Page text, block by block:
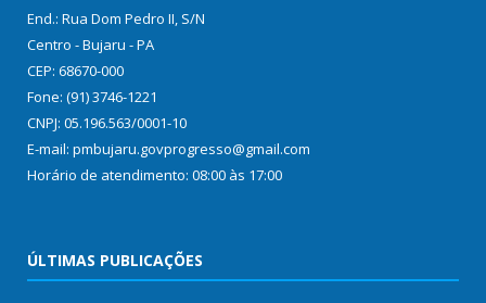
End.: Rua Dom Pedro II, S/N
Centro - Bujaru - PA
CEP: 68670-000
Fone: (91) 3746-1221
CNPJ: 05.196.563/0001-10
E-mail: pmbujaru.govprogresso@gmail.com
Horário de atendimento: 08:00 às 17:00
ÚLTIMAS PUBLICAÇÕES